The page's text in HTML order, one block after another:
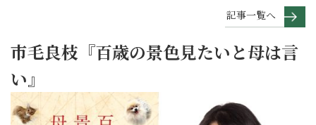
記事一覧へ
市毛良枝『百歳の景色見たいと母は言
い』